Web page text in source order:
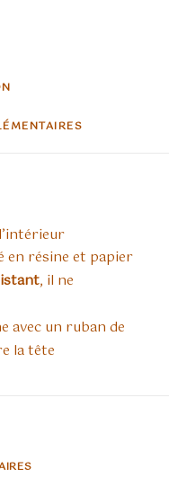
en résine et papier
, il ne
avec un ruban de
la tête